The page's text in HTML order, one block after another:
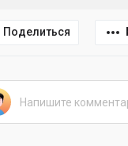
Поделиться